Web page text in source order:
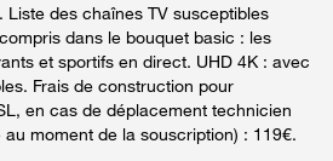
des chaînes TV susceptibles
dans le bouquet basic : les
et sportifs en direct. UHD 4K : avec
Frais de construction pour
en cas de déplacement technicien
moment de la souscription) : 119€.